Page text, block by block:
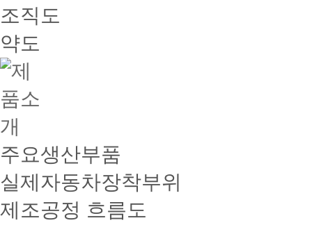
조직도
약도
주요생산부품
실제자동차장착부위
제조공정 흐름도